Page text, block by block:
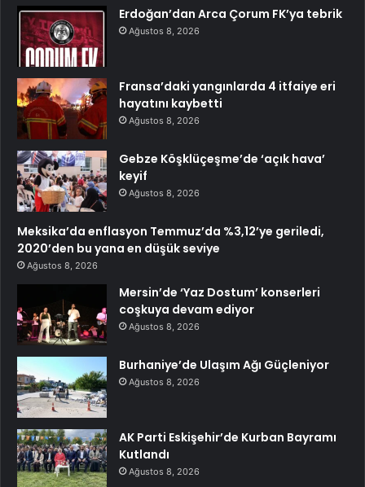
Erdoğan’dan Arca Çorum FK’ya tebrik
Ağustos 8, 2026
Fransa’daki yangınlarda 4 itfaiye eri
hayatını kaybetti
Ağustos 8, 2026
Gebze Köşklüçeşme’de ‘açık hava’
keyif
Ağustos 8, 2026
Meksika’da enflasyon Temmuz’da %3,12’ye geriledi,
2020’den bu yana en düşük seviye
Ağustos 8, 2026
Mersin’de ‘Yaz Dostum’ konserleri
coşkuya devam ediyor
Ağustos 8, 2026
Burhaniye’de Ulaşım Ağı Güçleniyor
Ağustos 8, 2026
AK Parti Eskişehir’de Kurban Bayramı
Kutlandı
Ağustos 8, 2026